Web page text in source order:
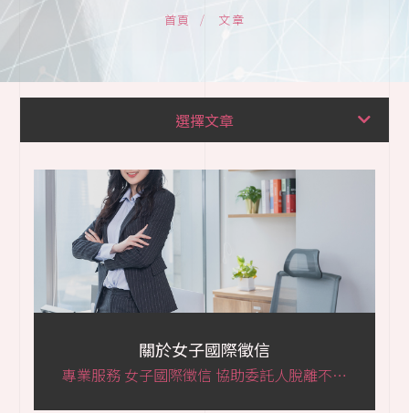
首頁 文章
選擇文章
關於女子國際徵信
專業服務 女子國際徵信 協助委託人脫離不公